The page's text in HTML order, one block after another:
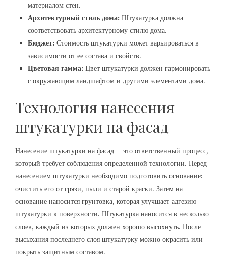
материалом стен.
Архитектурный стиль дома: Штукатурка должна
соответствовать архитектурному стилю дома.
Бюджет: Стоимость штукатурки может варьироваться в
зависимости от ее состава и свойств.
Цветовая гамма: Цвет штукатурки должен гармонировать
с окружающим ландшафтом и другими элементами дома.
Технология нанесения
штукатурки на фасад
Нанесение штукатурки на фасад – это ответственный процесс,
который требует соблюдения определенной технологии. Перед
нанесением штукатурки необходимо подготовить основание:
очистить его от грязи, пыли и старой краски. Затем на
основание наносится грунтовка, которая улучшает адгезию
штукатурки к поверхности. Штукатурка наносится в несколько
слоев, каждый из которых должен хорошо высохнуть. После
высыхания последнего слоя штукатурку можно окрасить или
покрыть защитным составом.